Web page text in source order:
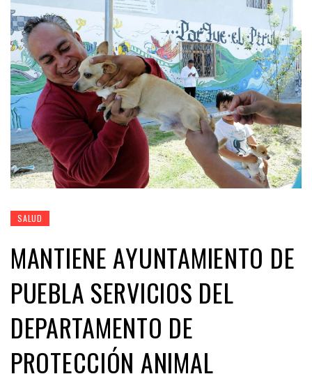
SALUD
MANTIENE AYUNTAMIENTO DE
PUEBLA SERVICIOS DEL
DEPARTAMENTO DE
PROTECCIÓN ANIMAL